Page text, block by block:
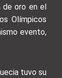
oro en el
Olímpicos
evento,
tuvo su